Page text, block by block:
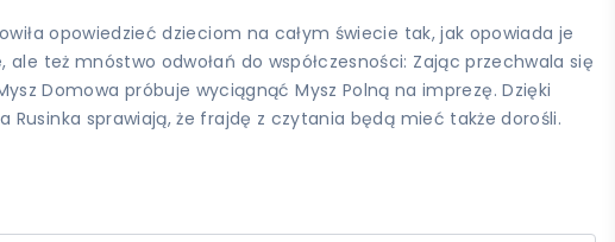
opowiedzieć dzieciom na całym świecie tak, jak opowiada je
też mnóstwo odwołań do współczesności: Zając przechwala się
Domowa próbuje wyciągnąć Mysz Polną na imprezę. Dzięki
sprawiają, że frajdę z czytania będą mieć także dorośli.